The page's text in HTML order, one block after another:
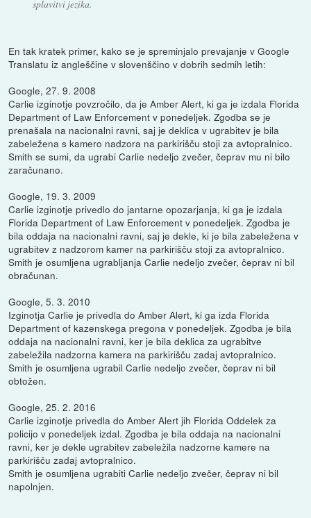
splavitvi jezika.
En tak kratek primer, kako se je spreminjalo prevajanje v Google
Translatu iz angleščine v slovenščino v dobrih sedmih letih:
Google, 27. 9. 2008
Carlie izginotje povzročilo, da je Amber Alert, ki ga je izdala Florida
Department of Law Enforcement v ponedeljek. Zgodba se je
prenašala na nacionalni ravni, saj je deklica v ugrabitev je bila
zabeležena s kamero nadzora na parkirišču stoji za avtopralnico.
Smith se sumi, da ugrabi Carlie nedeljo zvečer, čeprav mu ni bilo
zaračunano.
Google, 19. 3. 2009
Carlie izginotje privedlo do jantarne opozarjanja, ki ga je izdala
Florida Department of Law Enforcement v ponedeljek. Zgodba je
bila oddaja na nacionalni ravni, saj je dekle, ki je bila zabeležena v
ugrabitev z nadzorom kamer na parkirišču stoji za avtopralnico.
Smith je osumljena ugrabljanja Carlie nedeljo zvečer, čeprav ni bil
obračunan.
Google, 5. 3. 2010
Izginotja Carlie je privedla do Amber Alert, ki ga izda Florida
Department of kazenskega pregona v ponedeljek. Zgodba je bila
oddaja na nacionalni ravni, ker je bila deklica za ugrabitve
zabeležila nadzorna kamera na parkirišču zadaj avtopralnico.
Smith je osumljena ugrabil Carlie nedeljo zvečer, čeprav ni bil
obtožen.
Google, 25. 2. 2016
Carlie izginotje privedla do Amber Alert jih Florida Oddelek za
policijo v ponedeljek izdal. Zgodba je bila oddaja na nacionalni
ravni, ker je dekle ugrabitev zabeležila nadzorne kamere na
parkirišču zadaj avtopralnico.
Smith je osumljena ugrabiti Carlie nedeljo zvečer, čeprav ni bil
napolnjen.